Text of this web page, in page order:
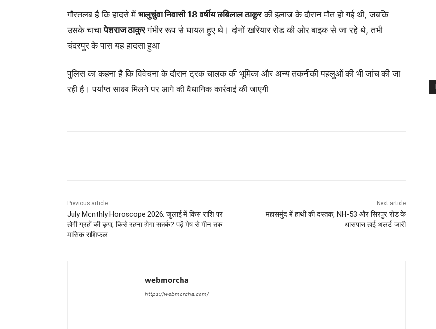
गौरतलब है कि हादसे मेंभालुचुंवा निवासी 18 वर्षीय छबिलाल ठाकुरकी इलाज के दौरान मौत हो गई थी, जबकि
उसके चाचापेशराज ठाकुरगंभीर रूप से घायल हुए थे। दोनों खरियार रोड की ओर बाइक से जा रहे थे, तभी
चंदरपुर के पास यह हादसा हुआ।
पुलिस का कहना है कि विवेचना के दौरान ट्रक चालक की भूमिका और अन्य तकनीकी पहलुओं की भी जांच की जा
रही है। पर्याप्त साक्ष्य मिलने पर आगे की वैधानिक कार्रवाई की जाएगी
Previous article
July Monthly Horoscope 2026: जुलाई में किस राशि पर
होगी ग्रहों की कृपा, किसे रहना होगा सतर्क? पढ़ें मेष से मीन तक
मासिक राशिफल
Next article
महासमुंद में हाथी की दस्तक, NH-53 और सिरपुर रोड के
आसपास हाई अलर्ट जारी
webmorcha
https://webmorcha.com/